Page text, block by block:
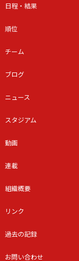
日程・結果
順位
チーム
ブログ
ニュース
スタジアム
動画
連載
組織概要
リンク
過去の記録
お問い合わせ